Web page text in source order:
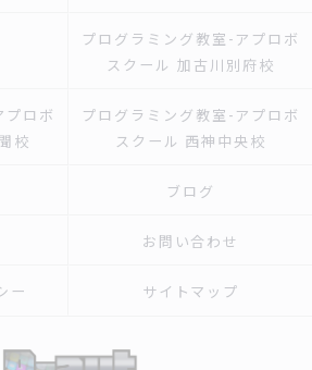
プログラミング教室-アプロボ
スクール 加古川別府校
ロボ
校
プログラミング教室-アプロボ
スクール 西神中央校
ブログ
お問い合わせ
ー サイトマップ